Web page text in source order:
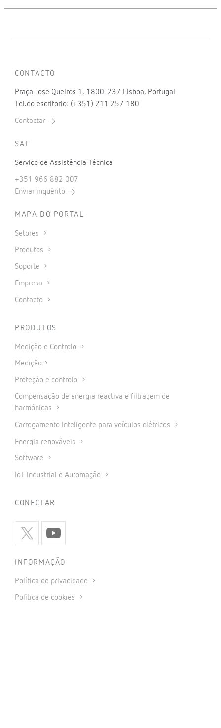
CONTACTO
Praça Jose Queiros 1, 1800-237 Lisboa, Portugal
Tel.do escritorio: (+351) 211 257 180
Contactar
SAT
Serviço de Assistência Técnica
+351 966 882 007
Enviar inquérito
MAPA DO PORTAL
Setores
Produtos
Soporte
Empresa
Contacto
PRODUTOS
Medição e Controlo
Medição
Proteção e controlo
Compensação de energia reactiva e filtragem de
harmónicas
Carregamento Inteligente para veículos elétricos
Energia renováveis
Software
IoT Industrial e Automação
CONECTAR
INFORMAÇÃO
Política de privacidade
Política de cookies